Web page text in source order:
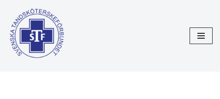
Hoppa
till
innehåll